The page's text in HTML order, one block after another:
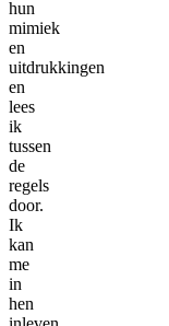
hun
mimiek
en
uitdrukkingen
en
lees
ik
tussen
de
regels
door.
Ik
kan
me
in
hen